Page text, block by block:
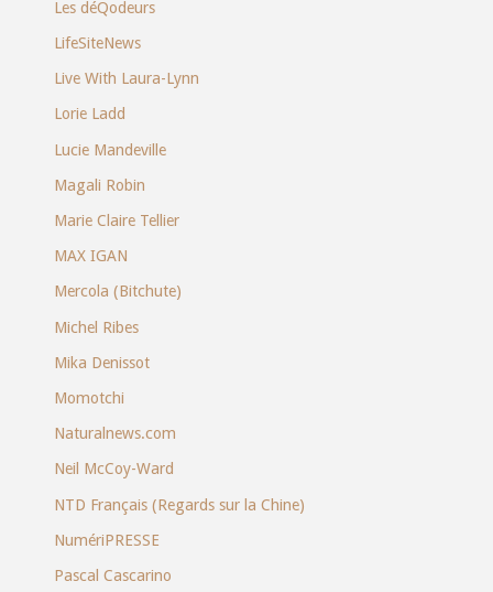
Les déQodeurs
LifeSiteNews
Live With Laura-Lynn
Lorie Ladd
Lucie Mandeville
Magali Robin
Marie Claire Tellier
MAX IGAN
Mercola (Bitchute)
Michel Ribes
Mika Denissot
Momotchi
Naturalnews.com
Neil McCoy-Ward
NTD Français (Regards sur la Chine)
NumériPRESSE
Pascal Cascarino